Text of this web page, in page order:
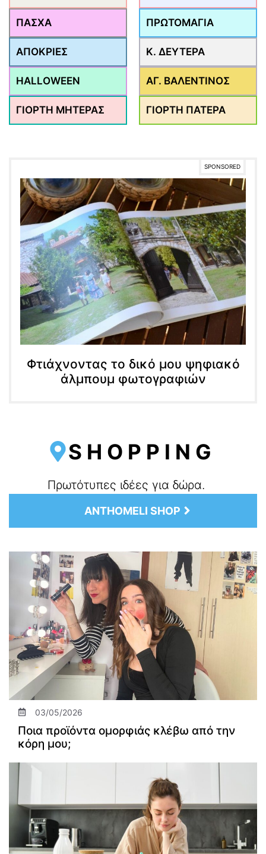
ΠΑΣΧΑ ΠΡΩΤΟΜΑΓΙΑ
ΑΠΟΚΡΙΕΣ Κ. ΔΕΥΤΕΡΑ
HALLOWEEN ΑΓ. ΒΑΛΕΝΤΙΝΟΣ
ΓΙΟΡΤΗ ΜΗΤΕΡΑΣ ΓΙΟΡΤΗ ΠΑΤΕΡΑ
SPONSORED
Φτιάχνοντας το δικό μου ψηφιακό
άλμπουμ φωτογραφιών
SHOPPING
Πρωτότυπες ιδέες για δώρα.
ANTHOMELI SHOP
03/05/2026
Ποια προϊόντα ομορφιάς κλέβω από την
κόρη μου;